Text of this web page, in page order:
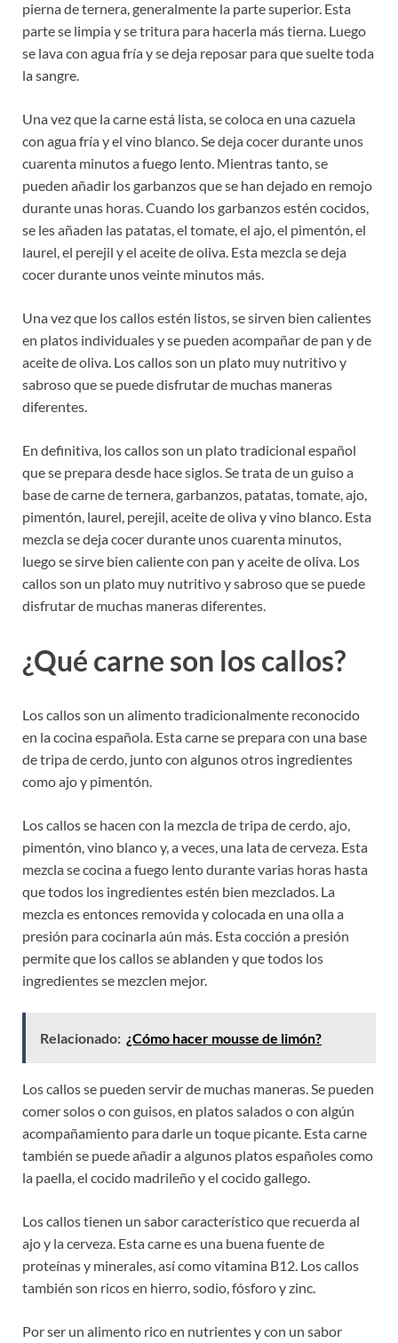
pierna de ternera, generalmente la parte superior. Esta
parte se limpia y se tritura para hacerla más tierna. Luego
se lava con agua fría y se deja reposar para que suelte toda
la sangre.
Una vez que la carne está lista, se coloca en una cazuela
con agua fría y el vino blanco. Se deja cocer durante unos
cuarenta minutos a fuego lento. Mientras tanto, se
pueden añadir los garbanzos que se han dejado en remojo
durante unas horas. Cuando los garbanzos estén cocidos,
se les añaden las patatas, el tomate, el ajo, el pimentón, el
laurel, el perejil y el aceite de oliva. Esta mezcla se deja
cocer durante unos veinte minutos más.
Una vez que los callos estén listos, se sirven bien calientes
en platos individuales y se pueden acompañar de pan y de
aceite de oliva. Los callos son un plato muy nutritivo y
sabroso que se puede disfrutar de muchas maneras
diferentes.
En definitiva, los callos son un plato tradicional español
que se prepara desde hace siglos. Se trata de un guiso a
base de carne de ternera, garbanzos, patatas, tomate, ajo,
pimentón, laurel, perejil, aceite de oliva y vino blanco. Esta
mezcla se deja cocer durante unos cuarenta minutos,
luego se sirve bien caliente con pan y aceite de oliva. Los
callos son un plato muy nutritivo y sabroso que se puede
disfrutar de muchas maneras diferentes.
¿Qué carne son los callos?
Los callos son un alimento tradicionalmente reconocido
en la cocina española. Esta carne se prepara con una base
de tripa de cerdo, junto con algunos otros ingredientes
como ajo y pimentón.
Los callos se hacen con la mezcla de tripa de cerdo, ajo,
pimentón, vino blanco y, a veces, una lata de cerveza. Esta
mezcla se cocina a fuego lento durante varias horas hasta
que todos los ingredientes estén bien mezclados. La
mezcla es entonces removida y colocada en una olla a
presión para cocinarla aún más. Esta cocción a presión
permite que los callos se ablanden y que todos los
ingredientes se mezclen mejor.
Relacionado: ¿Cómo hacer mousse de limón?
Los callos se pueden servir de muchas maneras. Se pueden
comer solos o con guisos, en platos salados o con algún
acompañamiento para darle un toque picante. Esta carne
también se puede añadir a algunos platos españoles como
la paella, el cocido madrileño y el cocido gallego.
Los callos tienen un sabor característico que recuerda al
ajo y la cerveza. Esta carne es una buena fuente de
proteínas y minerales, así como vitamina B12. Los callos
también son ricos en hierro, sodio, fósforo y zinc.
Por ser un alimento rico en nutrientes y con un sabor